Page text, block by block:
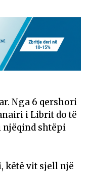
Nga 6 qershori
i Librit do të
njëqind shtëpi
këtë vit sjell një